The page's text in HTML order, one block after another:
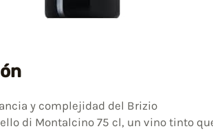
y complejidad del Brizio
di Montalcino 75 cl, un vino tinto